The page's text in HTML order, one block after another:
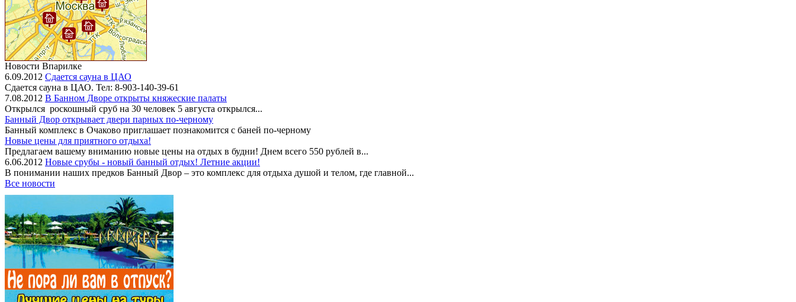
Новости Впарилке
6.09.2012 Сдается сауна в ЦАО
Сдается сауна в ЦАО. Тел: 8-903-140-39-61
7.08.2012 В Банном Дворе открыты княжеские палаты
Открылся роскошный сруб на 30 человек 5 августа открылся...
Банный Двор открывает двери парных по-черному
Банный комплекс в Очаково приглашает познакомится с баней по-черному
Новые цены для приятного отдыха!
Предлагаем вашему вниманию новые цены на отдых в будни! Днем всего 550 рублей в...
6.06.2012 Новые срубы - новый банный отдых! Летние акции!
В понимании наших предков Банный Двор – это комплекс для отдыха душой и телом, где главной...
Все новости